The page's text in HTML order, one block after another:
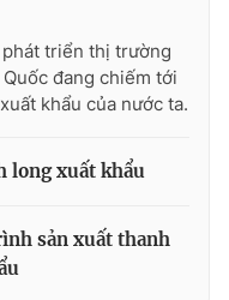
khi phát hành lại
triển thị trường
đang chiếm tới
khẩu của nước ta.
long xuất khẩu
sản xuất thanh